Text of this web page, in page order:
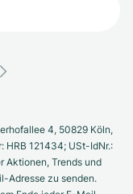
4, 50829 Köln,
HRB 121434; USt-IdNr.:
Aktionen, Trends und
Adresse zu senden.